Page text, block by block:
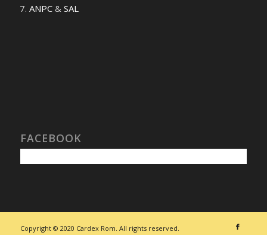
ANPC& SAL
FACEBOOK
Copyright © 2020 Cardex Rom. All rights reserved.